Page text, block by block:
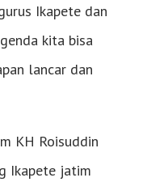
Ikapete dan
kita bisa
lancar dan
KH Roisuddin
Ikapete jatim